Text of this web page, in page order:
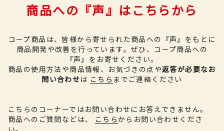
商品への『声』はこちらから
コープ商品は、皆様から寄せられた商品への『声』をもとに
商品開発や改善を行っています。 ぜひ、コープ商品への
『声』をお寄せください。
商品の使用方法や商品情報、お気づきの点や返答が必要なお
問い合わせは こちら までご連絡ください
こちらのコーナーではお問い合わせにお答えできません。
商品へのご質問などは、
こちらからお問い合わせくださ
い。